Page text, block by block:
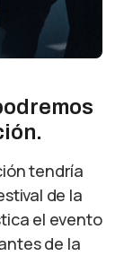
tendría
de la
el evento
de la